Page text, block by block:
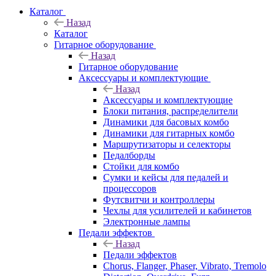
Каталог
Назад
Каталог
Гитарное оборудование
Назад
Гитарное оборудование
Аксессуары и комплектующие
Назад
Аксессуары и комплектующие
Блоки питания, распределители
Динамики для басовых комбо
Динамики для гитарных комбо
Маршрутизаторы и селекторы
Педалборды
Стойки для комбо
Сумки и кейсы для педалей и
процессоров
Футсвитчи и контроллеры
Чехлы для усилителей и кабинетов
Электронные лампы
Педали эффектов
Назад
Педали эффектов
Chorus, Flanger, Phaser, Vibrato, Tremolo